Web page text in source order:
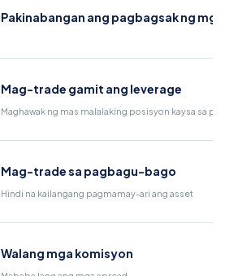
Pakinabangan ang pagbagsak ng
Mag-trade gamit ang leverage
Maghawak ng mas malalaking posisyon kaysa sa
Mag-trade sa pagbagu-bago
Hindi na kailangang pagmamay-ari ang asset
Walang mga komisyon